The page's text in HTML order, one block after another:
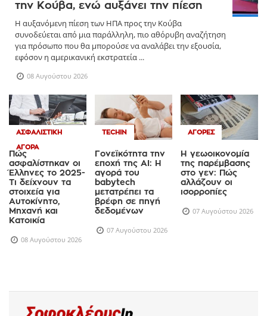
Η Ουάσινγκτον ψάχνει νέα ηγεσία για
την Κούβα, ενώ αυξάνει την πίεση
Η αυξανόμενη πίεση των ΗΠΑ προς την Κούβα
συνοδεύεται από μια παράλληλη, πιο αθόρυβη αναζήτηση
για πρόσωπο που θα μπορούσε να αναλάβει την εξουσία,
εφόσον η αμερικανική εκστρατεία ...
ΑΣΦΑΛΙΣΤΙΚΉ
ΑΓΟΡΆ
Πώς
ασφαλίστηκαν οι
Έλληνες το 2025-
Τι δείχνουν τα
στοιχεία για
Αυτοκίνητο,
Μηχανή και
Γονεϊκότητα την
εποχή της AI: Η
αγορά του
babytech
μετατρέπει τα
βρέφη σε πηγή
Η γεωοικονομία
της παρέμβασης
στο γεν: Πώς
αλλάζουν οι